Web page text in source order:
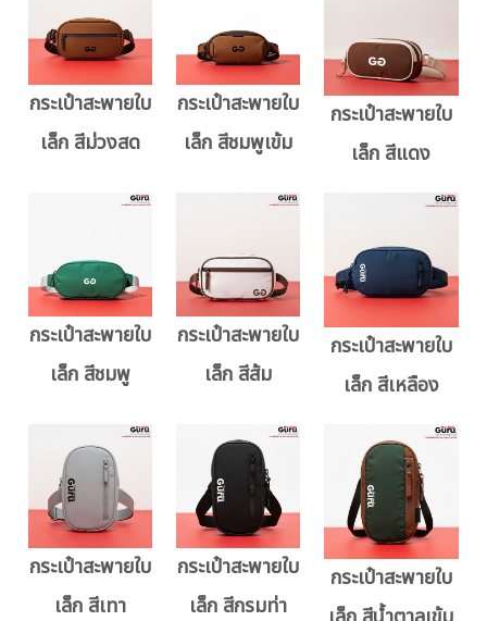
กระเป๋าสะพายใบ
เล็ก สีม่วงสด
กระเป๋าสะพายใบ
เล็ก สีชมพูเข้ม
กระเป๋าสะพายใบ
เล็ก สีแดง
กระเป๋าสะพายใบ
เล็ก สีชมพู
กระเป๋าสะพายใบ
เล็ก สีส้ม
กระเป๋าสะพายใบ
เล็ก สีเหลือง
กระเป๋าสะพายใบ
เล็ก สีเทา
กระเป๋าสะพายใบ
เล็ก สีกรมท่า
กระเป๋าสะพายใบ